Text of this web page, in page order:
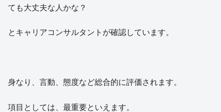
ても大丈夫な人かな？
とキャリアコンサルタントが確認しています。
身なり、言動、態度など総合的に評価されます。
項目としては、最重要といえます。